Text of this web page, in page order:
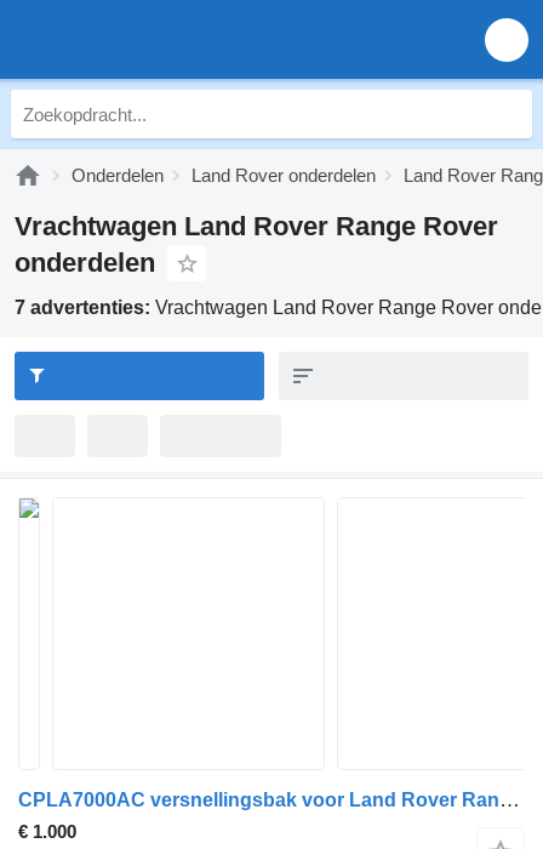
Onderdelen Land Rover onderdelen Land Rover
Vrachtwagen Land Rover Range Rover
onderdelen
7 advertenties: Vrachtwagen Land Rover Range Rover
CPLA7000AC versnellingsbak voor Land Rover Range Rover (01.2013->) vrachtwagen
€ 1.000